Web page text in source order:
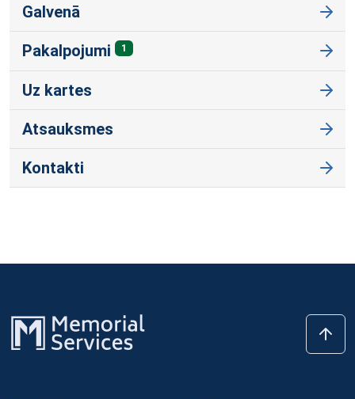
Galvenā
Pakalpojumi 1
Uz kartes
Atsauksmes
Kontakti